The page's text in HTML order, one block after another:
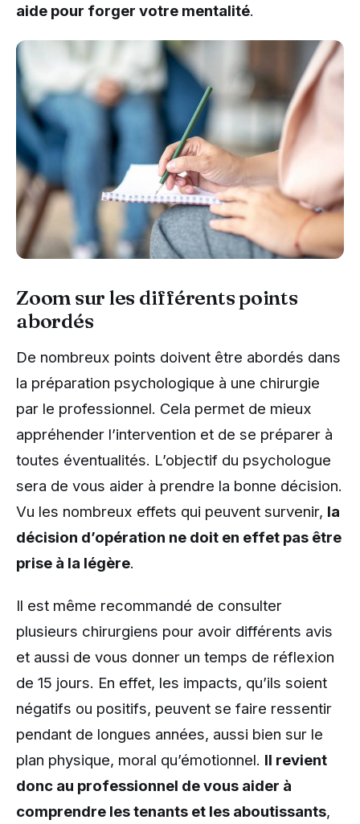
aide pour forger votre mentalité.
Zoom sur les différents points
abordés
De nombreux points doivent être abordés dans
la préparation psychologique à une chirurgie
par le professionnel. Cela permet de mieux
appréhender l’intervention et de se préparer à
toutes éventualités. L’objectif du psychologue
sera de vous aider à prendre la bonne décision.
Vu les nombreux effets qui peuvent survenir, la
décision d’opération ne doit en effet pas être
prise à la légère.
Il est même recommandé de consulter
plusieurs chirurgiens pour avoir différents avis
et aussi de vous donner un temps de réflexion
de 15 jours. En effet, les impacts, qu’ils soient
négatifs ou positifs, peuvent se faire ressentir
pendant de longues années, aussi bien sur le
plan physique, moral qu’émotionnel. Il revient
donc au professionnel de vous aider à
comprendre les tenants et les aboutissants,